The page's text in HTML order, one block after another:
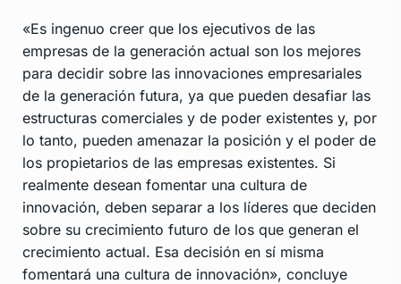
«Es ingenuo creer que los ejecutivos de las
empresas de la generación actual son los mejores
para decidir sobre las innovaciones empresariales
de la generación futura, ya que pueden desafiar las
estructuras comerciales y de poder existentes y, por
lo tanto, pueden amenazar la posición y el poder de
los propietarios de las empresas existentes. Si
realmente desean fomentar una cultura de
innovación, deben separar a los líderes que deciden
sobre su crecimiento futuro de los que generan el
crecimiento actual. Esa decisión en sí misma
fomentará una cultura de innovación», concluye